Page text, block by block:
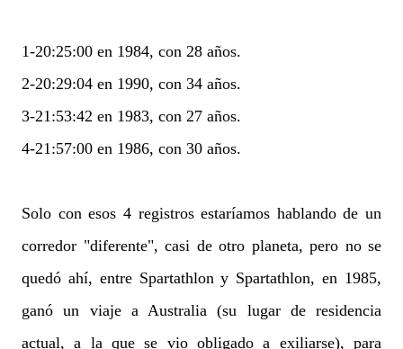
1-20:25:00 en 1984, con 28 años.
2-20:29:04 en 1990, con 34 años.
3-21:53:42 en 1983, con 27 años.
4-21:57:00 en 1986, con 30 años.
Solo con esos 4 registros estaríamos hablando de un
corredor "diferente", casi de otro planeta, pero no se
quedó ahí, entre Spartathlon y Spartathlon, en 1985,
ganó un viaje a Australia (su lugar de residencia
actual, a la que se vio obligado a exiliarse), para